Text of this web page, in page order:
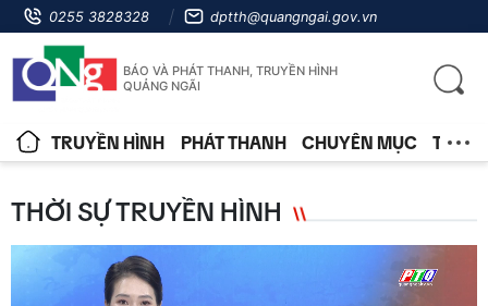
0255 3828328 dptth@quangngai.gov.vn
BÁO VÀ PHÁT THANH, TRUYỀN HÌNH
QUẢNG NGÃI
TRUYỀN HÌNH PHÁT THANH CHUYÊN MỤC TIN
THỜI SỰ TRUYỀN HÌNH